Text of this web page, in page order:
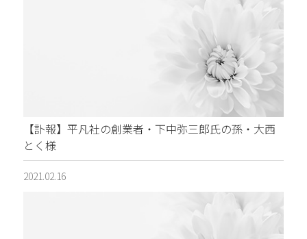
【訃報】平凡社の創業者・下中弥三郎氏の孫・大西
とく様
2021.02.16